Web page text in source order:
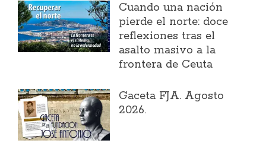
Cuando una nación
pierde el norte: doce
reflexiones tras el
asalto masivo a la
frontera de Ceuta
Gaceta FJA. Agosto
2026.